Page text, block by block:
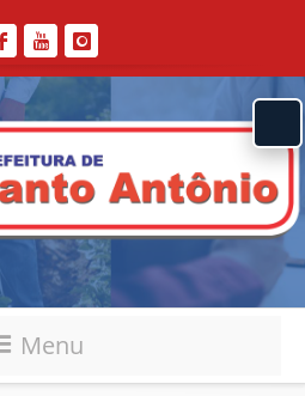
Menu